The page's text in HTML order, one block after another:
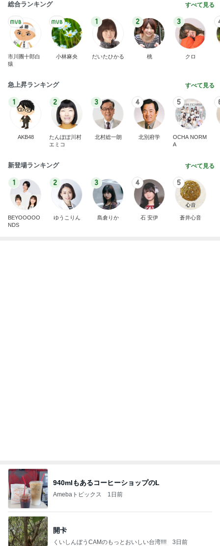
総合ランキング すべて見る
市川團十郎白
猿
小林麻央
1
だいたひかる
2
桃
3
クロ
急上昇ランキング すべて見る
1
AKB48
2
たんぽぽ川村
エミコ
3
北村総一朗
4
北別府学
5
OCHA NORM
A
新登場ランキング すべて見る
1
BEYOOOOO
NDS
2
ゆうこりん
3
島倉りか
4
石 安伊
5
蒼井心音
940mlもあるコーヒーショップのL
Amebaトピックス 1日前
開卡
くいしんぼうCAMのもっとおいしい台湾!!!! 3日前